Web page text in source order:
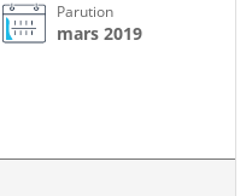
Parution
mars 2019